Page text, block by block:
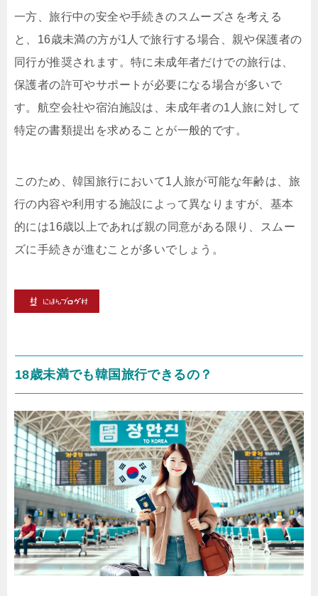
一方、旅行中の安全や手続きのスムーズさを考える
と、16歳未満の方が1人で旅行する場合、親や保護者の
同行が推奨されます。特に未成年者だけでの旅行は、
保護者の許可やサポートが必要になる場合が多いで
す。航空会社や宿泊施設は、未成年者の1人旅に対して
特定の書類提出を求めることが一般的です。
このため、韓国旅行において1人旅が可能な年齢は、旅
行の内容や利用する施設によって異なりますが、基本
的には16歳以上であれば親の同意がある限り、スムー
ズに手続きが進むことが多いでしょう。
18歳未満でも韓国旅行できるの？